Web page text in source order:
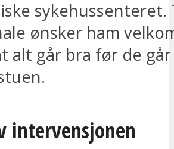
sykehussenteret.
ønsker ham
alt går bra før de
intervensjonen